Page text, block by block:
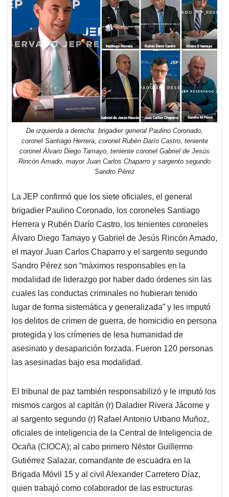
De izquierda a derecha: brigadier general Paulino Coronado,
coronel Santiago Herrera, coronel Rubén Darío Castro, teniente
coronel Álvaro Diego Tamayo, teniente coronel Gabriel de Jesús
Rincón Amado, mayor Juan Carlos Chaparro y sargento segundo
Sandro Pérez
La JEP confirmó que los siete oficiales, el general
brigadier Paulino Coronado, los coroneles Santiago
Herrera y Rubén Darío Castro, los tenientes coroneles
Álvaro Diego Tamayo y Gabriel de Jesús Rincón Amado,
el mayor Juan Carlos Chaparro y el sargento segundo
Sandro Pérez son “máximos responsables en la
modalidad de liderazgo por haber dado órdenes sin las
cuales las conductas criminales no hubieran tenido
lugar de forma sistemática y generalizada” y les imputó
los delitos de crimen de guerra, de homicidio en persona
protegida y los crímenes de lesa humanidad de
asesinato y desaparición forzada. Fueron 120 personas
las asesinadas bajo esa modalidad.
El tribunal de paz también responsabilizó y le imputó los
mismos cargos al capitán (r) Daladier Rivera Jácome y
al sargento segundo (r) Rafael Antonio Urbano Muñoz,
oficiales de inteligencia de la Central de Inteligencia de
Ocaña (CIOCA); al cabo primero Néstor Guillermo
Gutiérrez Salazar, comandante de escuadra en la
Brigada Móvil 15 y al civil Alexander Carretero Díaz,
quien trabajó como colaborador de las estructuras